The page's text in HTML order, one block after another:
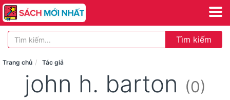
Tìm kiếm
Trang chủ Tác giả
john h. barton (0)